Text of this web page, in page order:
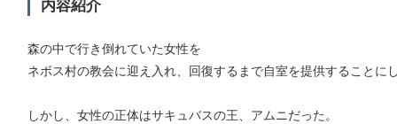
内容紹介
森の中で行き倒れていた女性を
ネボス村の教会に迎え入れ、回復するまで自室を提供することに
しかし、女性の正体はサキュバスの王、アムニだった。